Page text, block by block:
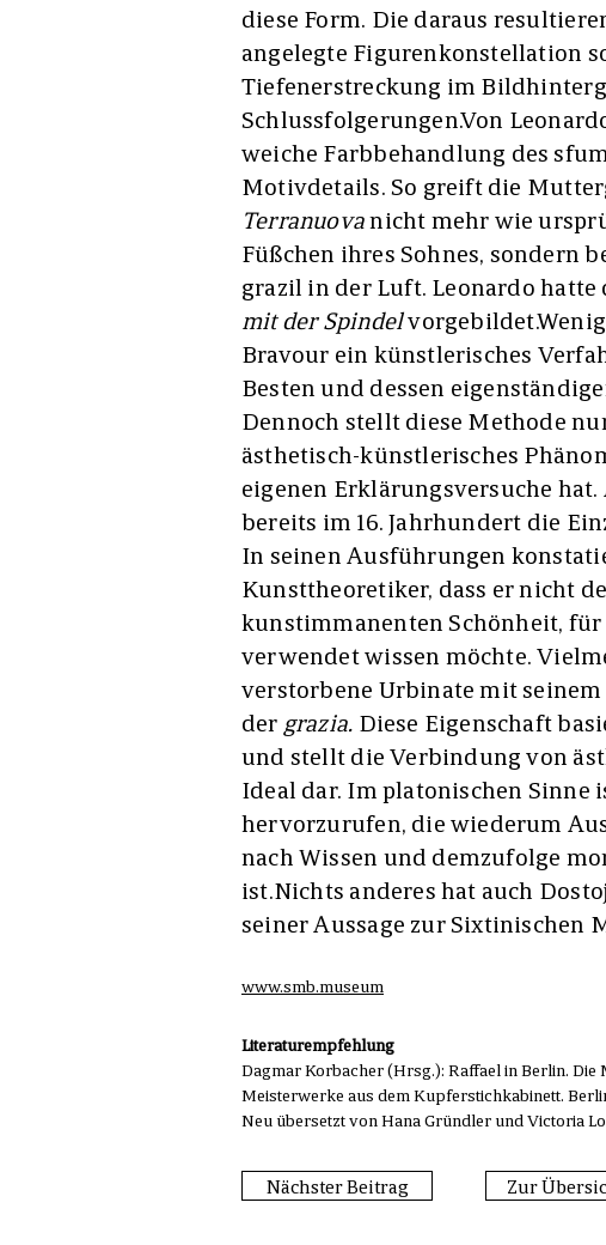
diese Form. Die daraus
angelegte Figurenkonstellation
Tiefenerstreckung im
Schlussfolgerungen.Von
weiche Farbbehandlung des
Motivdetails. So greift die
Terranuovanicht mehr wie
Füßchen ihres Sohnes, sondern
grazil in der Luft. Leonardo hatte
mit der Spindelvorgebildet.
Bravour ein künstlerisches
Besten und dessen
Dennoch stellt diese Methode
ästhetisch-künstlerisches
eigenen Erklärungsversuche
bereits im 16. Jahrhundert die
In seinen Ausführungen
Kunsttheoretiker, dass er nicht
kunstimmanenten Schönheit,
verwendet wissen möchte.
verstorbene Urbinate mit
der grazia. Diese Eigenschaft
und stellt die Verbindung von
Ideal dar. Im platonischen Sinne
hervorzurufen, die wiederum
nach Wissen und demzufolge
ist.Nichts anderes hat auch
seiner Aussage zur Sixtinischen
www.smb.museum
Literaturempfehlung
Dagmar Korbacher (Hrsg.): Raffael in Berlin. Die
Meisterwerke aus dem Kupferstichkabinett.
Neu übersetzt von Hana Gründler und Victoria
Nächster Beitrag Zur